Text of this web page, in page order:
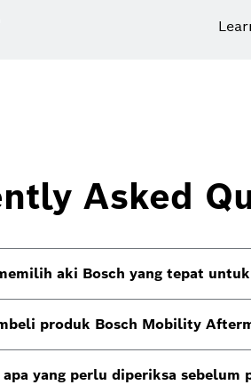
Asked
aki Bosch yang tepat
produk Bosch Mobility
yang perlu diperiksa sebelum